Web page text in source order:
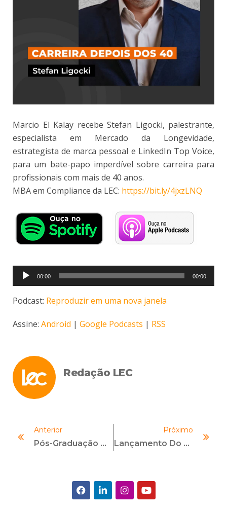
Marcio El Kalay recebe Stefan Ligocki, palestrante,
especialista em Mercado da Longevidade,
estrategista de marca pessoal e LinkedIn Top Voice,
para um bate-papo imperdível sobre carreira para
profissionais com mais de 40 anos.
MBA em Compliance da LEC: https://bit.ly/4jxzLNQ
Tocador
de
áudio
00:00 00:00
Podcast: Reproduzir em uma nova janela
Assine: Android | Google Podcasts | RSS
Redação LEC
Anterior
Pós-Graduação Ou Curso Livre Em Compliance: Qual É A Melhor Escolha Para Sua Carreira?
Próximo
Lançamento Do Programa Empresa Pró-Ética 2025/2026: Novidades E Orientações Para Participação